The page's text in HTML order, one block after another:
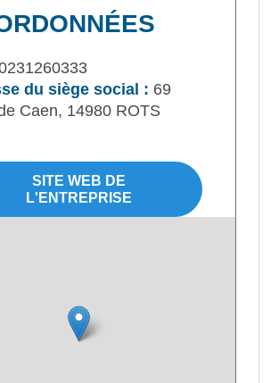
du siège social : 69
Caen, 14980 ROTS
SITE WEB DE
L'ENTREPRISE